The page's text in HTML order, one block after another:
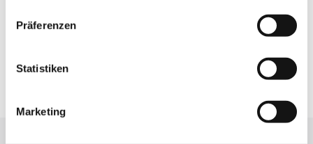
Präferenzen
Statistiken
Marketing
Deutsche Bahn AG